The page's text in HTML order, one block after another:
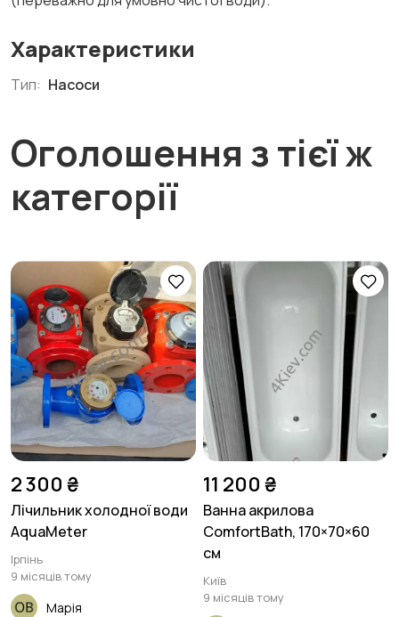
Характеристики
Тип: Насоси
Оголошення з тієї ж
категорії
2 300 ₴
Лічильник холодної води
AquaMeter
Ірпінь
9 місяців тому
Марія
11 200 ₴
Ванна акрилова
ComfortBath, 170×70×60
см
Київ
9 місяців тому